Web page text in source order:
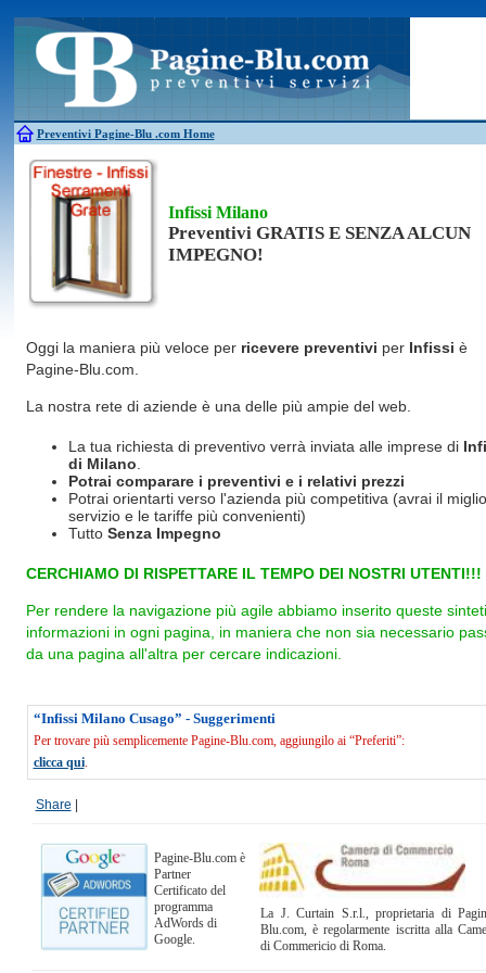
Preventivi Pagine-Blu .com Home
Antifurti
Allarme
Bagni chimici
Edilizia Giardinieri
Caldaie
Falegnami Idraulici
Canne fumarie
Parquet
Infissi Milano
Preventivi GRATIS E SENZA ALCUN
IMPEGNO!
Oggi la maniera più veloce per ricevere preventivi per Infissi è
Pagine-Blu.com.
La nostra rete di aziende è una delle più ampie del web.
La tua richiesta di preventivo verrà inviata alle imprese di
di Milano
Potrai comparare i preventivi e i relativi prezzi
Potrai orientarti verso l'azienda più competitiva (avrai il
servizio e le tariffe più convenienti)
Tutto Senza Impegno
CERCHIAMO DI RISPETTARE IL TEMPO DEI NOSTRI UTENTI!!!
Per rendere la navigazione più agile abbiamo inserito queste
informazioni in ogni pagina, in maniera che non sia necessario
da una pagina all'altra per cercare indicazioni.
“Infissi Milano Cusago” - Suggerimenti
Per trovare più semplicemente Pagine-Blu.com, aggiungilo ai “Preferiti”:
clicca qui.
Share
Pagine-Blu.com è
Partner
Certificato del
programma
AdWords di
Google.
La J. Curtain S.r.l., proprietaria di
Blu.com, è regolarmente iscritta alla
di Commericio di Roma.